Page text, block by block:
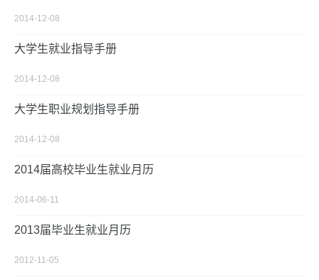
2014-12-08
大学生就业指导手册
2014-12-08
大学生职业规划指导手册
2014-12-08
2014届高校毕业生就业月历
2014-06-11
2013届毕业生就业月历
2012-11-05